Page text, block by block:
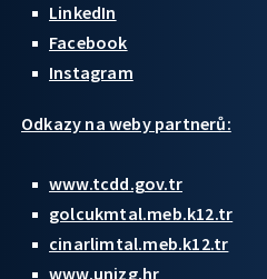
LinkedIn
Facebook
Instagram
Odkazy na weby partnerů:
www.tcdd.gov.tr
golcukmtal.meb.k12.tr
cinarlimtal.meb.k12.tr
www.unizg.hr